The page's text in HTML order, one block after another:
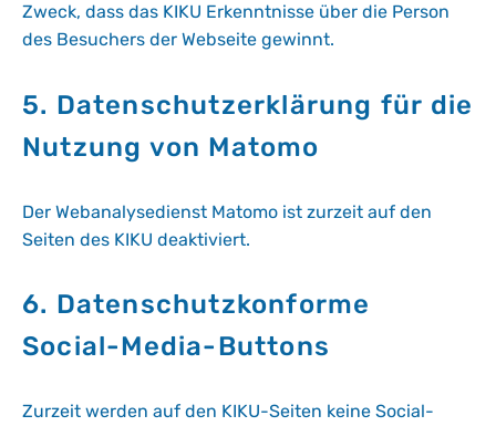
Zweck, dass das KIKU Erkenntnisse über die Person
des Besuchers der Webseite gewinnt.
5. Datenschutzerklärung für die
Nutzung von Matomo
Der Webanalysedienst Matomo ist zurzeit auf den
Seiten des KIKU deaktiviert.
6. Datenschutzkonforme
Social-Media-Buttons
Zurzeit werden auf den KIKU-Seiten keine Social-